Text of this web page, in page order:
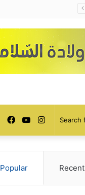
Instagram
YouTube
Facebook
Popular Recent